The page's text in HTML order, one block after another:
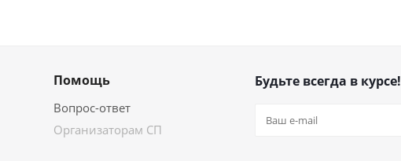
Помощь
Вопрос-ответ
Организаторам СП
Будьте всегда в курсе!